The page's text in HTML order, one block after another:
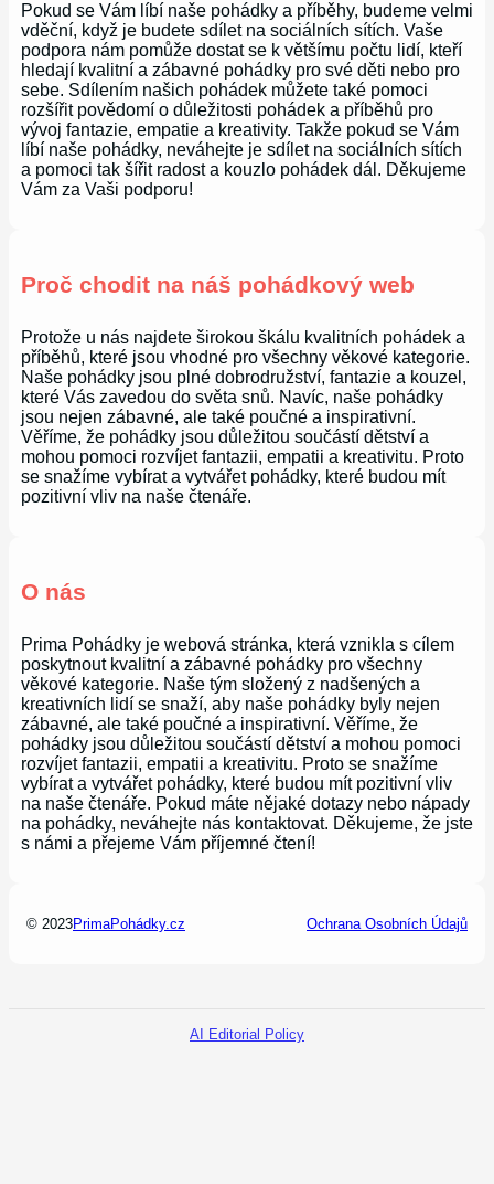
Pokud se Vám líbí naše pohádky a příběhy, budeme velmi
vděční, když je budete sdílet na sociálních sítích. Vaše
podpora nám pomůže dostat se k většímu počtu lidí, kteří
hledají kvalitní a zábavné pohádky pro své děti nebo pro
sebe. Sdílením našich pohádek můžete také pomoci
rozšířit povědomí o důležitosti pohádek a příběhů pro
vývoj fantazie, empatie a kreativity. Takže pokud se Vám
líbí naše pohádky, neváhejte je sdílet na sociálních sítích
a pomoci tak šířit radost a kouzlo pohádek dál. Děkujeme
Vám za Vaši podporu!
Proč chodit na náš pohádkový web
Protože u nás najdete širokou škálu kvalitních pohádek a
příběhů, které jsou vhodné pro všechny věkové kategorie.
Naše pohádky jsou plné dobrodružství, fantazie a kouzel,
které Vás zavedou do světa snů. Navíc, naše pohádky
jsou nejen zábavné, ale také poučné a inspirativní.
Věříme, že pohádky jsou důležitou součástí dětství a
mohou pomoci rozvíjet fantazii, empatii a kreativitu. Proto
se snažíme vybírat a vytvářet pohádky, které budou mít
pozitivní vliv na naše čtenáře.
O nás
Prima Pohádky je webová stránka, která vznikla s cílem
poskytnout kvalitní a zábavné pohádky pro všechny
věkové kategorie. Naše tým složený z nadšených a
kreativních lidí se snaží, aby naše pohádky byly nejen
zábavné, ale také poučné a inspirativní. Věříme, že
pohádky jsou důležitou součástí dětství a mohou pomoci
rozvíjet fantazii, empatii a kreativitu. Proto se snažíme
vybírat a vytvářet pohádky, které budou mít pozitivní vliv
na naše čtenáře. Pokud máte nějaké dotazy nebo nápady
na pohádky, neváhejte nás kontaktovat. Děkujeme, že jste
s námi a přejeme Vám příjemné čtení!
© 2023PrimaPohádky.cz Ochrana Osobních Údajů
AI Editorial Policy